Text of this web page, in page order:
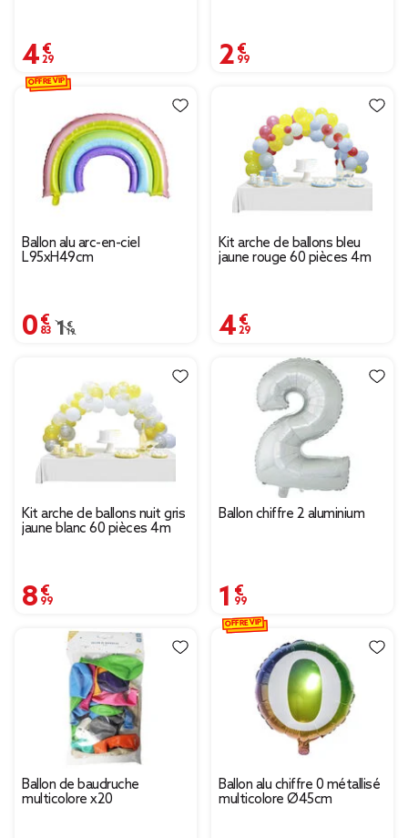
4,29 € 2,99 €
Ballon alu arc-en-ciel
L95xH49cm
0,83 €
Prix remisé de 1,19 € à 0,83 €
1,19 €
OFFRE VIP
Kit arche de ballons bleu
jaune rouge 60 pièces 4m
4,29 €
Kit arche de ballons nuit gris
jaune blanc 60 pièces 4m
8,99 €
Ballon chiffre 2 aluminium
1,99 €
Ballon de baudruche
multicolore x20
Ballon alu chiffre 0 métallisé
multicolore Ø45cm
OFFRE VIP